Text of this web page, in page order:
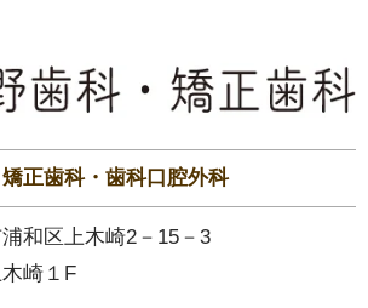
正歯科・歯科口腔外科
和区上木崎2－15－3
崎１F